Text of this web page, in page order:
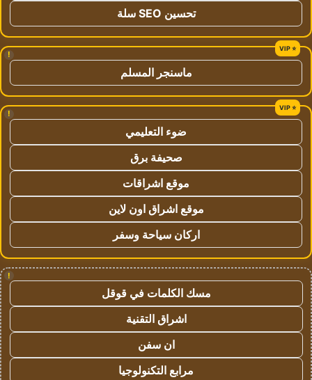
تحسين SEO سلة
!
ماسنجر المسلم
!
ضوء التعليمي
صحيفة برق
موقع اشراقات
موقع اشراق اون لاين
اركان سياحة وسفر
!
مسك الكلمات في قوقل
اشراق التقنية
ان سفن
مرابع التكنولوجيا